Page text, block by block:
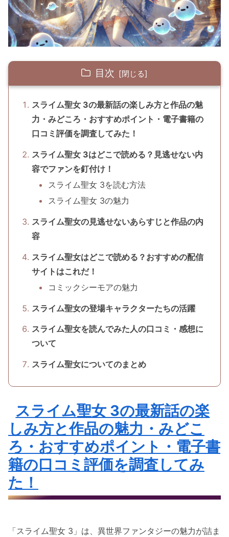
目次
スライム聖女 3の最新話の楽しみ方と作品の魅
力・みどころ・おすすめポイント・電子書籍の
口コミ評価を調査してみた！
スライム聖女 3はどこで読める？見逃せない内
容でファンを釘付け！
スライム聖女 3を読む方法
スライム聖女 3の魅力
スライム聖女の見逃せないあらすじと作品の内
容
スライム聖女はどこで読める？おすすめの配信
サイトはこれだ！
コミックシーモアの魅力
スライム聖女の登場キャラクターたちの活躍
スライム聖女を読んでみた人の口コミ・感想に
ついて
スライム聖女についてのまとめ
スライム聖女 3の最新話の楽
しみ方と作品の魅力・みどこ
ろ・おすすめポイント・電子書
籍の口コミ評価を調査してみ
た！
「スライム聖女 3」は、異世界ファンタジーの魅力が詰ま